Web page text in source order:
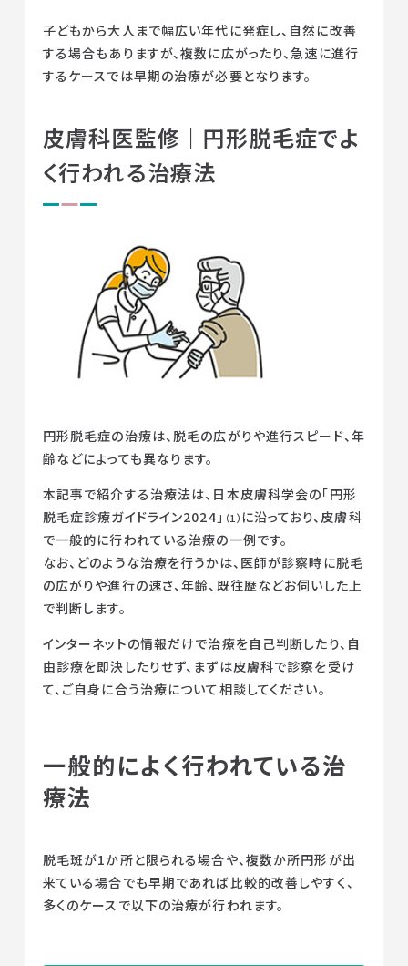
子どもから大人まで幅広い年代に発症し、自然に改善
する場合もありますが、複数に広がったり、急速に進行
するケースでは早期の治療が必要となります。
皮膚科医監修｜円形脱毛症でよ
く行われる治療法
円形脱毛症の治療は、脱毛の広がりや進行スピード、年
齢などによっても異なります。
本記事で紹介する治療法は、日本皮膚科学会の「円形
脱毛症診療ガイドライン2024」 （1）に沿っており、皮膚科
で一般的に行われている治療の一例です。
なお、どのような治療を行うかは、医師が診察時に脱毛
の広がりや進行の速さ、年齢、既往歴などお伺いした上
で判断します。
インターネットの情報だけで治療を自己判断したり、自
由診療を即決したりせず、まずは皮膚科で診察を受け
て、ご自身に合う治療について相談してください。
一般的によく行われている治
療法
脱毛斑が1か所と限られる場合や、複数か所円形が出
来ている場合でも早期であれば比較的改善しやすく、
多くのケースで以下の治療が行われます。